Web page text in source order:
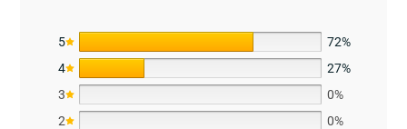
5
72%
4
27%
3
0%
2
0%